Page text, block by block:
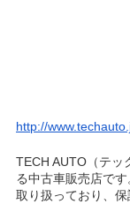
http://
TECH AUTO（テッ
る中古車販売店で
取り扱っており、